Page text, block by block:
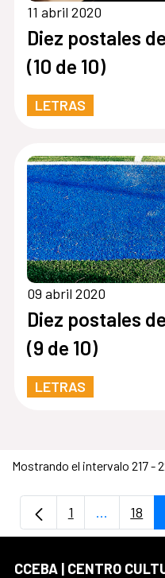
11 abril 2020
Diez postales
(10 de 10)
LETRAS
09 abril 2020
Diez postales
(9 de 10)
LETRAS
Mostrando el intervalo 217 -
Página
1 ...Páginas
18
CCEBA | CENTRO